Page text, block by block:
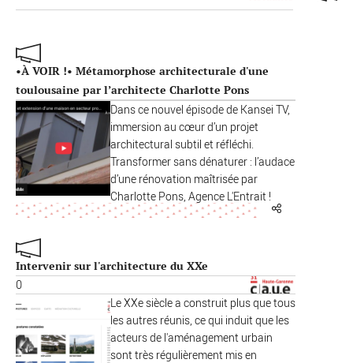
•À VOIR !• Métamorphose architecturale d'une
toulousaine par l’architecte Charlotte Pons
Dans ce nouvel épisode de Kansei TV,
immersion au cœur d’un projet
architectural subtil et réfléchi.
Transformer sans dénaturer : l’audace
d’une rénovation maîtrisée par
Charlotte Pons, Agence L'Entrait !
Intervenir sur l'architecture du XXe
0
Le XXe siècle a construit plus que tous
les autres réunis, ce qui induit que les
acteurs de l'aménagement urbain
sont très régulièrement mis en